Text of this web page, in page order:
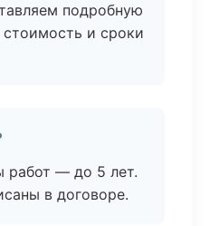
подробную
и сроки
работ — до 5 лет.
в договоре.